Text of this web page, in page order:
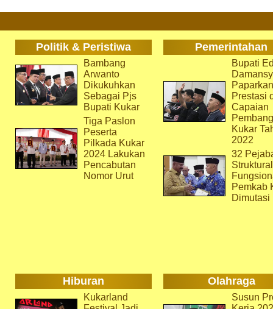
Politik & Peristiwa Pemerintahan
Bambang
Arwanto
Dikukuhkan
Sebagai Pjs
Bupati Kukar
Tiga Paslon
Peserta
Pilkada Kukar
2024 Lakukan
Pencabutan
Nomor Urut
Bupati
Paparkan
Prestasi
Capaian
Kukar
2022
32
Pemkab
Dimutasi
Hiburan Olahraga
Kukarland
Susun